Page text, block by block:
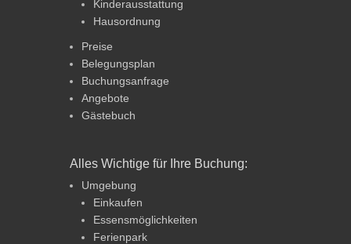
Kinderausstattung
Hausordnung
Preise
Belegungsplan
Buchungsanfrage
Angebote
Gästebuch
Alles Wichtige für Ihre Buchung:
Umgebung
Einkaufen
Essensmöglichkeiten
Ferienpark